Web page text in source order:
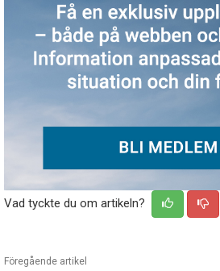
Vad tyckte du om artikeln?
Föregående artikel